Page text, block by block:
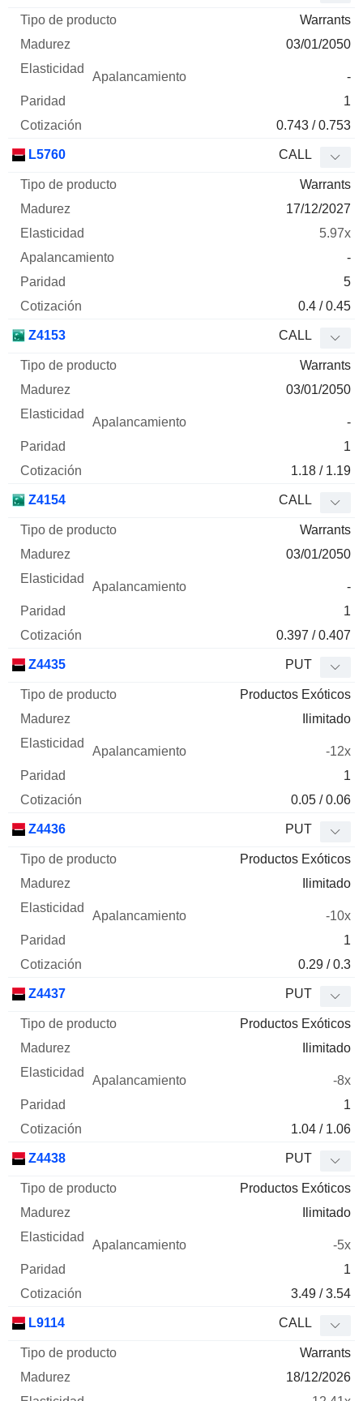
Warrants
03/01/2050
-
1
0.743 / 0.753
L5760 CALL
Warrants
17/12/2027
5.97x
-
5
0.4 / 0.45
Z4153 CALL
Warrants
03/01/2050
-
1
1.18 / 1.19
Z4154 CALL
Warrants
03/01/2050
-
1
0.397 / 0.407
Z4435 PUT
Productos Exóticos
Ilimitado
-12x
1
0.05 / 0.06
Z4436 PUT
Productos Exóticos
Ilimitado
-10x
1
0.29 / 0.3
Z4437 PUT
Productos Exóticos
Ilimitado
-8x
1
1.04 / 1.06
Z4438 PUT
Productos Exóticos
Ilimitado
-5x
1
3.49 / 3.54
L9114 CALL
Warrants
18/12/2026